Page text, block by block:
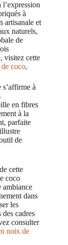
à
artisanale et
naturels,
de
visitez cette
coco.
à
en fibres
à la
parfaite
de
cette
coco
ambiance
dans
les
cadres
consulter
noix de